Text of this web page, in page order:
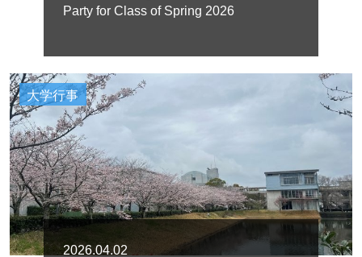
Party for Class of Spring 2026
大学行事
2026.04.02